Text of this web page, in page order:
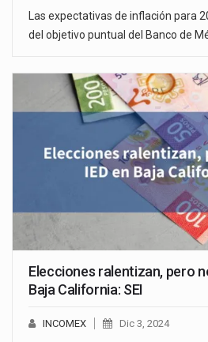
Las expectativas de inflación para
del objetivo puntual del Banco de
Elecciones ralentizan, pero
Baja California: SEI
INCOMEX Dic 3, 2024